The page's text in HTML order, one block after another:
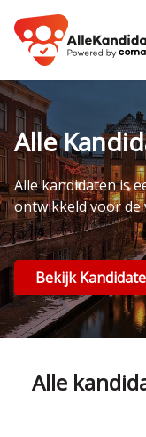
Alle
Alle kandidaten is
ontwikkeld voor de
Bekijk
Alle